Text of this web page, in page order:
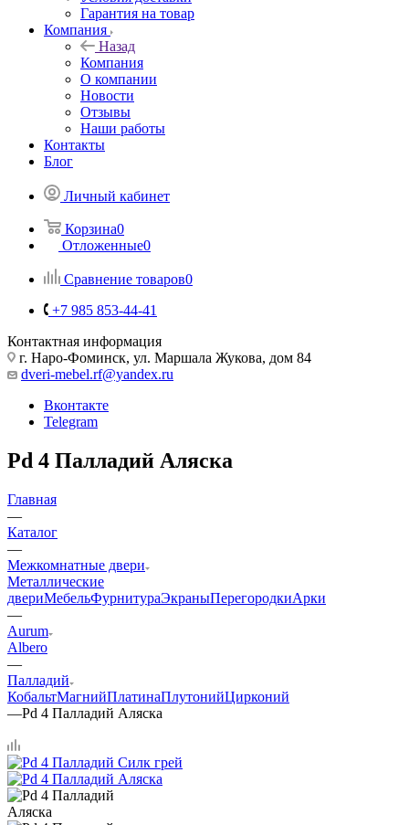
Гарантия на товар
Компания
Назад
Компания
О компании
Новости
Отзывы
Наши работы
Контакты
Блог
Личный кабинет
Корзина0
Отложенные0
Сравнение товаров0
+7 985 853-44-41
Контактная информация
г. Наро-Фоминск, ул. Маршала Жукова, дом 84
dveri-mebel.rf@yandex.ru
Вконтакте
Telegram
Pd 4 Палладий Аляска
Главная
—
Каталог
—
Межкомнатные двери
Металлические
двериМебельФурнитураЭкраныПерегородкиАрки
—
Aurum
Albero
—
Палладий
КобальтМагнийПлатинаПлутонийЦирконий
—Pd 4 Палладий Аляска